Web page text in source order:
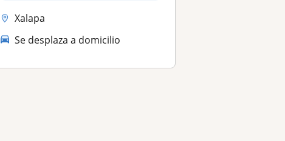
Xalapa
Se desplaza a domicilio